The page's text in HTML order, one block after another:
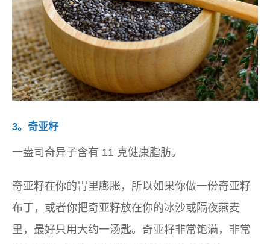
3。奇亚籽
一盎司奇异子含有 11 克健康脂肪。
奇亚籽在你的胃里膨胀，所以如果你做一份奇亚籽
布丁，或者你把奇亚籽放在你的冰沙或隔夜燕麦
里，最好只用大约一汤匙。奇亚籽非常饱满，非常